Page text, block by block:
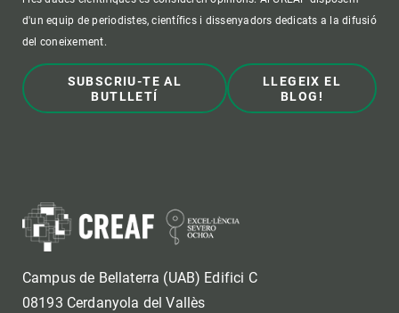
d'un equip de periodistes, científics i dissenyadors dedicats a la difusió
del coneixement.
SUBSCRIU-TE AL
BUTLLETÍ
LLEGEIX EL
BLOG!
Campus de Bellaterra (UAB) Edifici C
08193 Cerdanyola del Vallès